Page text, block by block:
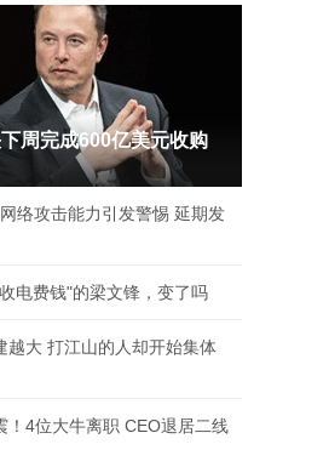
周完成600亿美元收购
络攻击能力引发警惕 延期发
电费钱"的梁文锋，变了吗
越大 打江山的人却开始集体
！4位大牛离职 CEO退居二线